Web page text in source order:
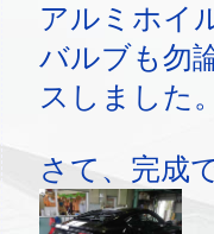
アルミホイ
バルブも勿
スしました
さて、完成